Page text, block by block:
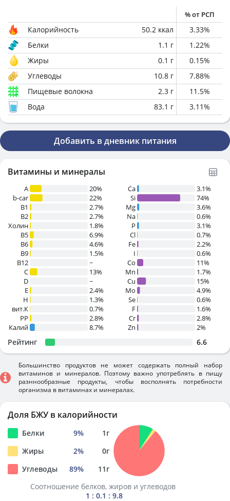
% от РСП
Калорийность 50.2 ккал 3.33%
Белки
1.1 г 1.22%
Жиры
0.1 г 0.15%
Углеводы
10.8 г 7.88%
Пищевые волокна
2.3 г 11.5%
Вода
83.1 г 3.11%
Добавить в дневник питания
Витамины и минералы
A
20%
b-car
22%
В1
2.7%
B2
2.7%
Холин
1.8%
B5
6.9%
B6
4.6%
B9
1.5%
B12
~
C
13%
D
~
E
2.4%
H
1.3%
вит.К
0.7%
PP
2.8%
Калий
8.7%
Ca
3.1%
Si
74%
Mg
3.6%
Na
0.6%
P
3.1%
Cl
0.7%
Fe
2.2%
I
0.6%
Co
11%
Mn
1.7%
Cu
15%
Mo
4.9%
Se
0.6%
F
1.6%
Cr
2.8%
Zn
2%
Рейтинг 6.6
Большинство продуктов не может содержать полный набор
витаминов и минералов. Поэтому важно употреблять в пищу
разннообразные продукты, чтобы восполнять потребности
организма в витаминах и минералах.
Доля БЖУ в калорийности
Белки 9% 1г
Жиры
2% 0г
Углеводы
89% 11г
Соотношение белков, жиров и углеводов
1 : 0.1 : 9.8